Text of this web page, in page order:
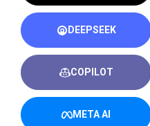
DEEPSEEK
COPILOT
META AI